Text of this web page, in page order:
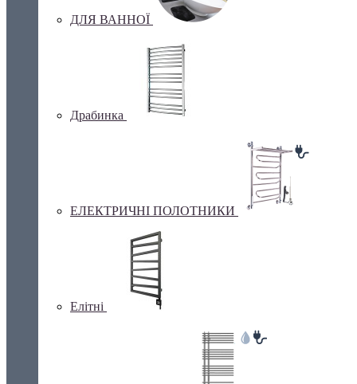
ДЛЯ ВАННОЇ
Драбинка
ЕЛЕКТРИЧНІ ПОЛОТНИКИ
Елітні